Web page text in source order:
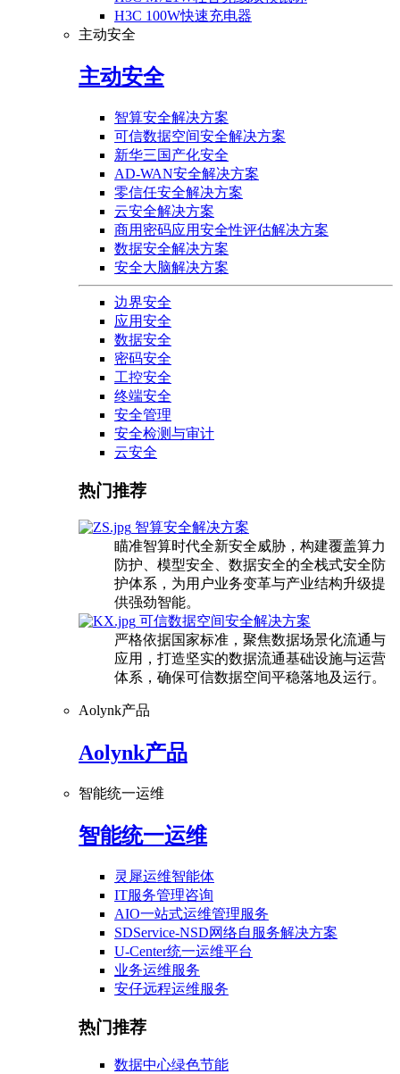
H3C 100W快速充电器
主动安全
主动安全
智算安全解决方案
可信数据空间安全解决方案
新华三国产化安全
AD-WAN安全解决方案
零信任安全解决方案
云安全解决方案
商用密码应用安全性评估解决方案
数据安全解决方案
安全大脑解决方案
边界安全
应用安全
数据安全
密码安全
工控安全
终端安全
安全管理
安全检测与审计
云安全
热门推荐
智算安全解决方案
瞄准智算时代全新安全威胁，构建覆盖算力
防护、模型安全、数据安全的全栈式安全防
护体系，为用户业务变革与产业结构升级提
供强劲智能。
可信数据空间安全解决方案
严格依据国家标准，聚焦数据场景化流通与
应用，打造坚实的数据流通基础设施与运营
体系，确保可信数据空间平稳落地及运行。
Aolynk产品
Aolynk产品
智能统一运维
智能统一运维
灵犀运维智能体
IT服务管理咨询
AIO一站式运维管理服务
SDService-NSD网络自服务解决方案
U-Center统一运维平台
业务运维服务
安仔远程运维服务
热门推荐
数据中心绿色节能